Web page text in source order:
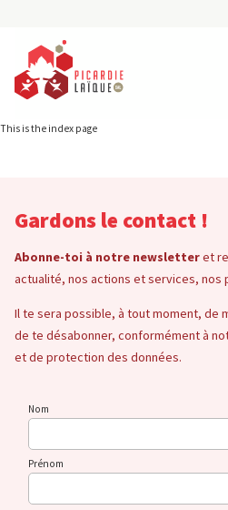
This is the index page
Gardons le contact !
Abonne-toi à notre newsletteret
actualité, nos actions et services,
Il te sera possible, à tout moment, de
de te désabonner, conformément à
et de protection des données.
Nom
Prénom